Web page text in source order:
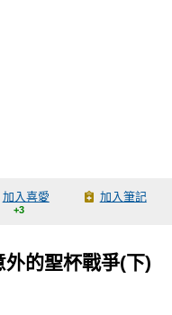
加入喜愛
+3
加入筆記
外的聖杯戰爭(下)